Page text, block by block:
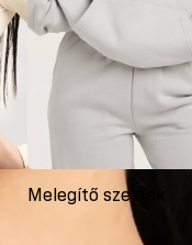
Melegítő szettek